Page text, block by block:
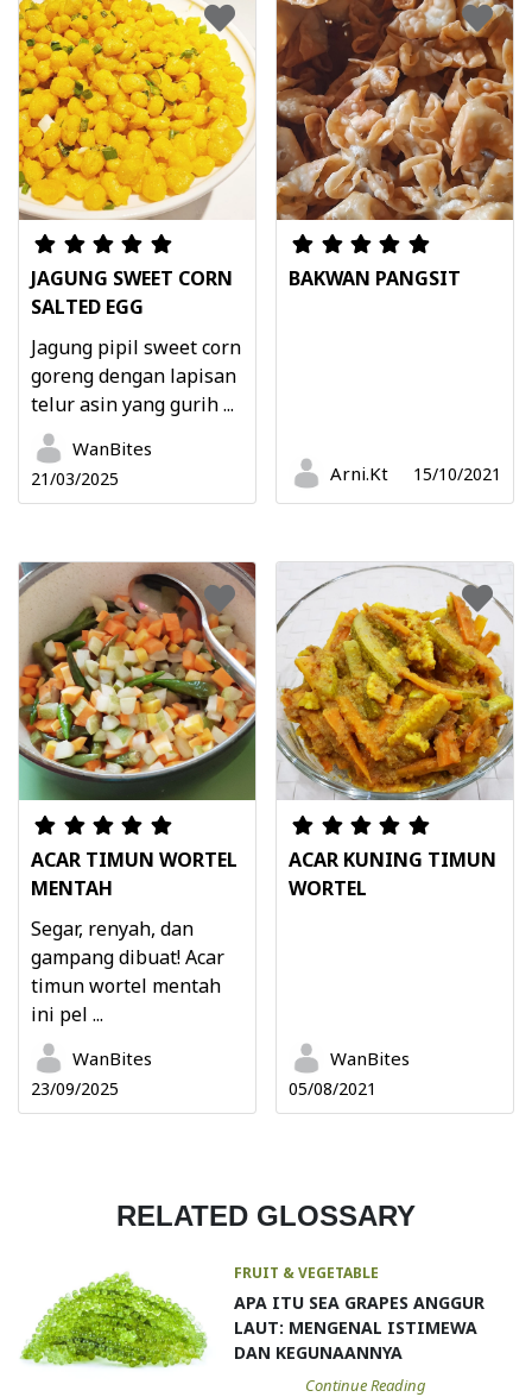
JAGUNG SWEET CORN
SALTED EGG
Jagung pipil sweet corn
goreng dengan lapisan
telur asin yang gurih ...
WanBites
21/03/2025
BAKWAN PANGSIT
Arni.Kt 15/10/2021
ACAR TIMUN WORTEL
MENTAH
Segar, renyah, dan
gampang dibuat! Acar
timun wortel mentah
ini pel ...
WanBites
23/09/2025
ACAR KUNING TIMUN
WORTEL
WanBites
05/08/2021
RELATED GLOSSARY
FRUIT & VEGETABLE
APA ITU SEA GRAPES ANGGUR
LAUT: MENGENAL ISTIMEWA
DAN KEGUNAANNYA
Continue Reading